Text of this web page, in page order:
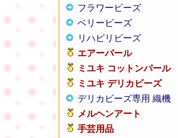
フラワービーズ
ベリービーズ
リハビリビーズ
エアーパール
ミユキ コットンパール
ミユキ デリカビーズ
デリカビーズ専用 織機
メルヘンアート
手芸用品